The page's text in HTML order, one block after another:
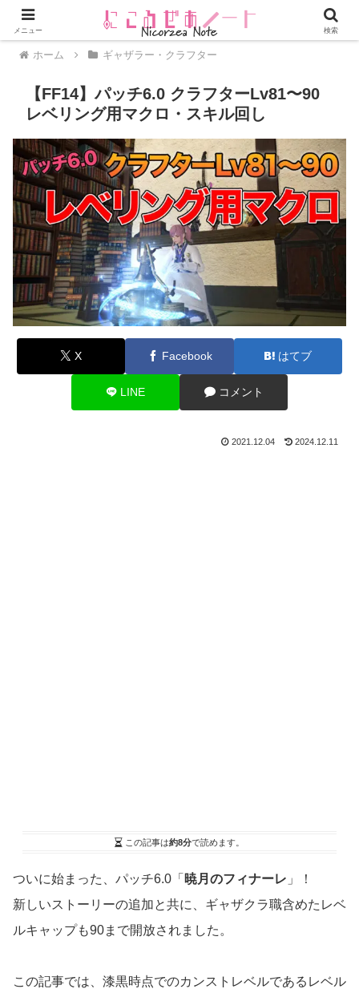
ホーム ギャザラー・クラフター
【FF14】パッチ6.0 クラフターLv81〜90
レベリング用マクロ・スキル回し
X Facebook はてブ
LINE コメント
2021.12.04 2024.12.11
この記事は約8分で読めます。
ついに始まった、パッチ6.0「 暁月のフィナーレ 」！
新しいストーリーの追加と共に、ギャザクラ職含めたレベ
ルキャップも90まで開放されました。
この記事では、漆黒時点でのカンストレベルであるレベル
メニュー 検索